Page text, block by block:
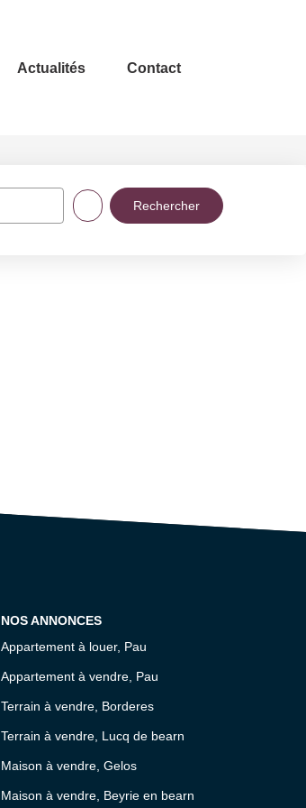
Actualités Contact
NOS ANNONCES
Appartement à louer, Pau
Appartement à vendre, Pau
Terrain à vendre, Borderes
Terrain à vendre, Lucq de bearn
Maison à vendre, Gelos
Maison à vendre, Beyrie en bearn